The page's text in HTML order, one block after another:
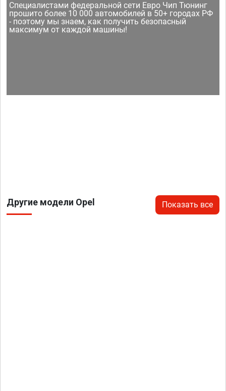
Специалистами федеральной сети Евро Чип Тюнинг
прошито более 10 000 автомобилей в 50+ городах РФ
- поэтому мы знаем, как получить безопасный
максимум от каждой машины!
Другие модели Opel Показать все